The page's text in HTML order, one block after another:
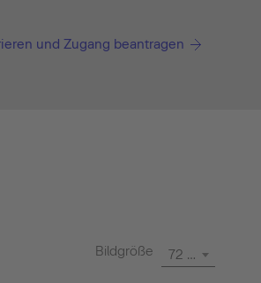
und Zugang beantragen
Bildgröße 72 dpi